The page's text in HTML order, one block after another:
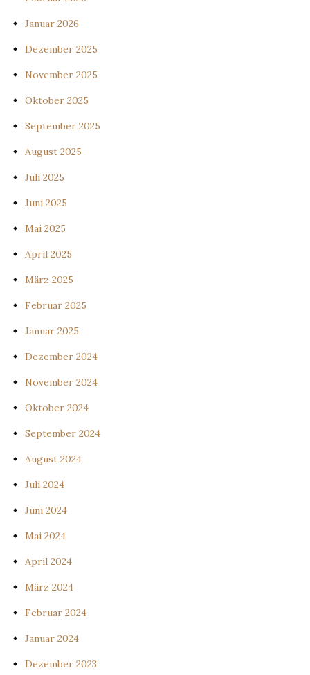
Januar 2026
Dezember 2025
November 2025
Oktober 2025
September 2025
August 2025
Juli 2025
Juni 2025
Mai 2025
April 2025
März 2025
Februar 2025
Januar 2025
Dezember 2024
November 2024
Oktober 2024
September 2024
August 2024
Juli 2024
Juni 2024
Mai 2024
April 2024
März 2024
Februar 2024
Januar 2024
Dezember 2023